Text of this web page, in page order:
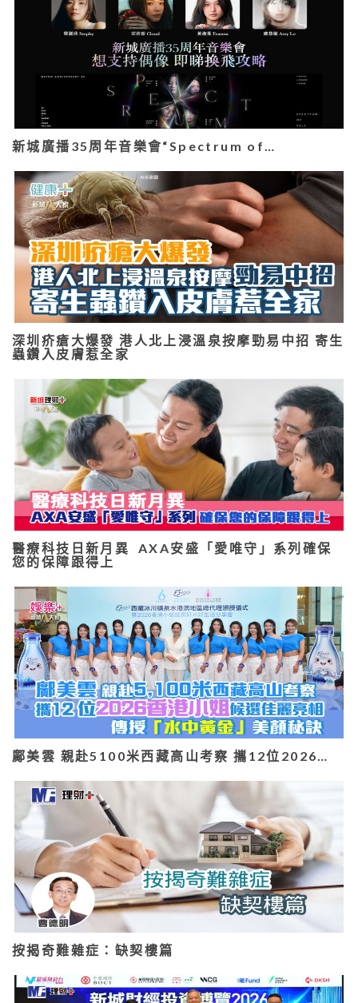
新城廣播35周年音樂會“Spectrum of…
深圳疥瘡大爆發 港人北上浸溫泉按摩勁易中招 寄生
蟲鑽入皮膚惹全家
醫療科技日新月異 AXA安盛「愛唯守」系列確保
您的保障跟得上
鄺美雲 親赴5100米西藏高山考察 攜12位2026…
按揭奇難雜症：缺契樓篇